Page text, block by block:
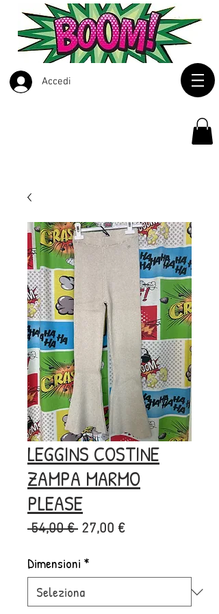
Accedi
LEGGINS COSTINE
ZAMPA MARMO
PLEASE
54,00 € Prezzo
27,00 €Prezzo
Dimensioni *